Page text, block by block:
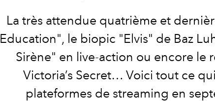
La très attendue quatrième et
Education", le biopic "Elvis" de Baz
Sirène" en live-action ou encore le
Victoria’s Secret… Voici tout ce
plateformes de streaming en